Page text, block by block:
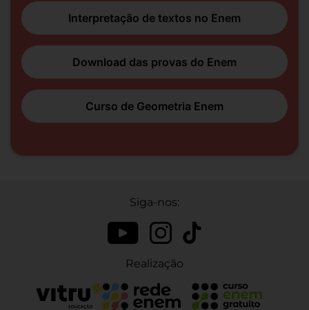
Interpretação de textos no Enem
Download das provas do Enem
Curso de Geometria Enem
Siga-nos:
Realização